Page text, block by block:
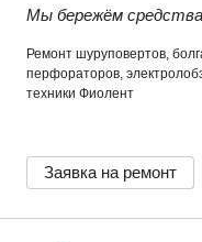
Мы бережём
Ремонт шуруповертов,
перфораторов,
техники Фиолент
Заявка на ремонт